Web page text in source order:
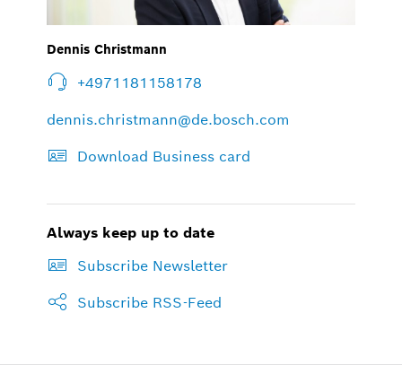
Dennis Christmann
+4971181158178
dennis.christmann@de.bosch.com
Download Business card
Always keep up to date
Subscribe Newsletter
Subscribe RSS-Feed